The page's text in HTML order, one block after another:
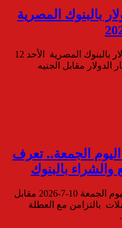
بالبنوك المصرية
ينشر موقع النخبة ، أسعار الدولار بالبنوك المصرية الأحد 12
الدولار مقابل الجنيه
الجمعة.. تعرف
بالبنوك
استقر سعر الريال السعودي اليوم الجمعة 10-7-2026 مقابل
بالتزامن مع العطلة